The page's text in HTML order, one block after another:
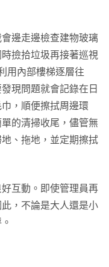
邊走邊檢查建物玻璃
撿拾垃圾再接著巡視
用內部樓梯逐層往
現問題就會記錄在日
，順便擦拭周邊環
的清掃收尾，儘管無
、拖地，並定期擦拭
互動。即使管理員再
，不論是大人還是小